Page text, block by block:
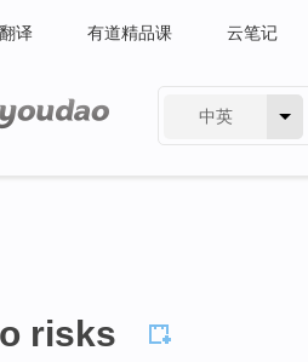
翻译 有道精品课 云笔记
中英
risks